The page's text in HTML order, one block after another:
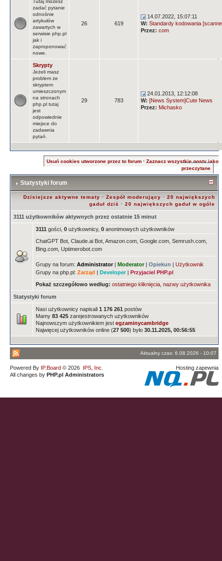
Tutaj możesz
zadać pytanie
odnośnie
artykułów
zawartych w
serwisie php.pl
jak i
zaproponować
nowe.
26 619
14.07.2022, 15:07:11
W: Standardy kodowania
Przez: com
Skrypty
Jeżeli masz
problem ze
skryptem
umieszczonym
na stronach
php.pl tutaj
jest
odpowiednie
miejsce do
zadawnia
pytań.
29 783
24.01.2013, 12:12:08
W: [News System]Cute News
Przez: Michasko
Usuń cookies utworzone przez to forum ·Zaznacz wszystkie posty jako
przeczytane
Statystyki forum
Dzisiejsze aktywne tematy · Zespół moderujący · 20 największych
gaduł dziś · 20 największych gaduł w ogóle
3111 użytkowników aktywnych przez ostatnie 15 minut
3111 gości, 0 użytkownicy, 0 anonimowych użytkowników
ChatGPT Bot, Claude.ai Bot, Amazon.com, Google.com, Semrush.com,
Bing.com, Uptimerobot.com
Grupy na forum: Administrator| Moderator| Opiekun | Użytkownik
Grupy na php.pl: Zarząd | Developer| Przyjaciel PHP.pl
Pokaż szczegółowo według: ostatniego kliknięcia nazwy użytkownika
Statystyki forum
Nasi użytkownicy napisali 1 176 261 postów
Mamy 83 425 zarejestrowanych użytkowników
Najnowszym użytkownikiem jest egzaminycambridge
Najwięcej użytkowników online (27 500) było 30.11.2025, 00:56:55
Aktualny czas: 6.08.2026 - 10:07
Powered By IP.Board © 2026 IPS, Inc
All changes by PHP.pl Administrators
Hosting zapewnia